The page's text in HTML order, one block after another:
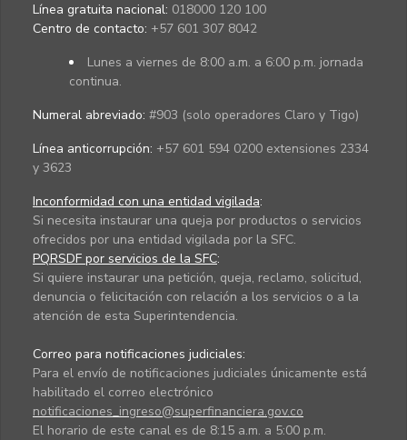
Línea gratuita nacional: 018000 120 100
Centro de contacto: +57 601 307 8042
Lunes a viernes de 8:00 a.m. a 6:00 p.m. jornada
continua.
Numeral abreviado: #903 (solo operadores Claro y Tigo)
Línea anticorrupción: +57 601 594 0200 extensiones 2334
y 3623
Inconformidad con una entidad vigilada:
Si necesita instaurar una queja por productos o servicios
ofrecidos por una entidad vigilada por la SFC.
PQRSDF por servicios de la SFC:
Si quiere instaurar una petición, queja, reclamo, solicitud,
denuncia o felicitación con relación a los servicios o a la
atención de esta Superintendencia.
Correo para notificaciones judiciales:
Para el envío de notificaciones judiciales únicamente está
habilitado el correo electrónico
notificaciones_ingreso@superfinanciera.gov.co
El horario de este canal es de 8:15 a.m. a 5:00 p.m.